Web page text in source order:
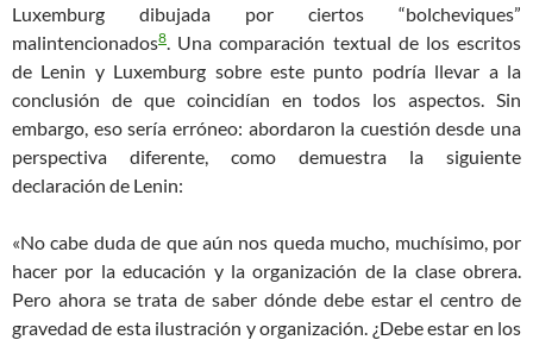
Luxemburg dibujada por ciertos “bolcheviques”
malintencionados8. Una comparación textual de los escritos
de Lenin y Luxemburg sobre este punto podría llevar a la
conclusión de que coincidían en todos los aspectos. Sin
embargo, eso sería erróneo: abordaron la cuestión desde una
perspectiva diferente, como demuestra la siguiente
declaración de Lenin:
«No cabe duda de que aún nos queda mucho, muchísimo, por
hacer por laeducación y la organización de la clase obrera.
Pero ahora se trata de saber dónde debe estar el centro de
gravedad de esta ilustración y organización. ¿Debe estar en los